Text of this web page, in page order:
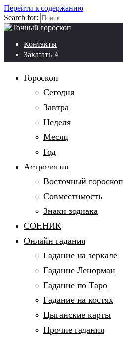
Перейти к содержанию
Search for:
Контакты
Заказать ⭐
Гороскоп
Сегодня
Завтра
Неделя
Месяц
Год
Астрология
Восточный гороскоп
Совместимость
Знаки зодиака
СОННИК
Онлайн гадания
Гадание на зеркале
Гадание Ленорман
Гадание по Таро
Гадание на костях
Цыганские карты
Прочие гадания